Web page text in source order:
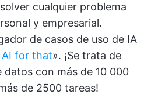
cualquier problema
y empresarial.
de casos de uso de IA
AI for that». ¡Se trata de
datos con más de 10 000
de 2500 tareas!